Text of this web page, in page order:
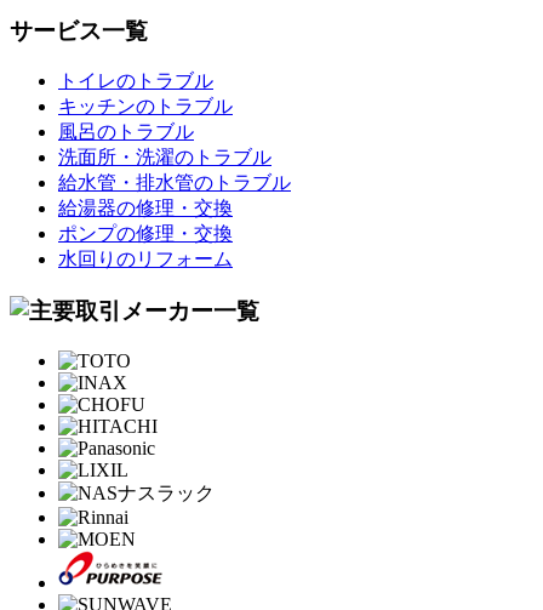
サービス一覧
トイレのトラブル
キッチンのトラブル
風呂のトラブル
洗面所・洗濯のトラブル
給水管・排水管のトラブル
給湯器の修理・交換
ポンプの修理・交換
水回りのリフォーム